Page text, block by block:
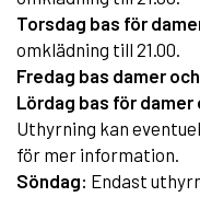
Torsdag bas för
omklädning till 21.00.
Fredag bas damer
Lördag bas för damer
Uthyrning kan
för mer information.
Söndag: Endast